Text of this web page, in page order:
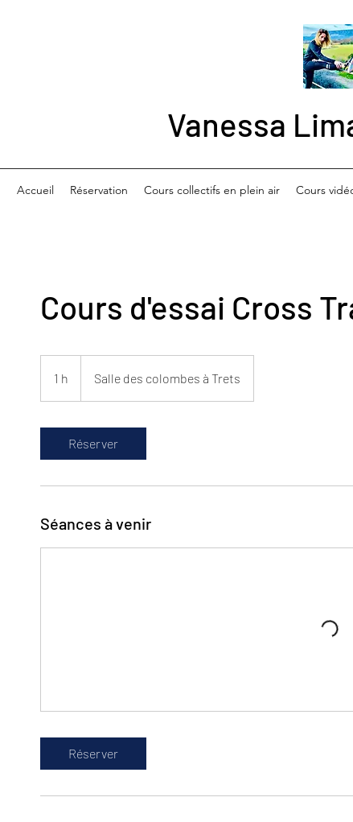
Vanessa
Accueil Réservation Cours collectifs en plein air Cours
Cours d'essai Cross
1 h Salle des colombes à Trets
Réserver
Séances à venir
Réserver